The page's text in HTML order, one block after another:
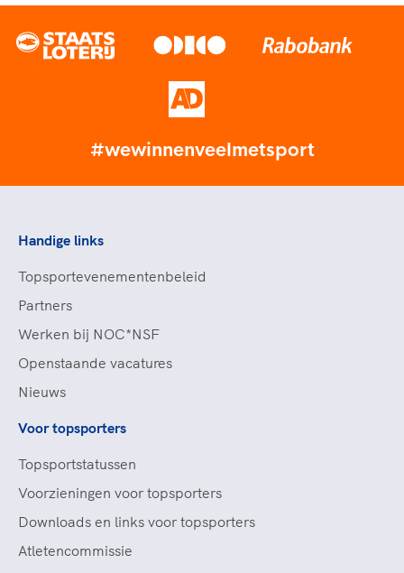
#wewinnenveelmetsport
Handige links
Topsportevenementenbeleid
Partners
Werken bij NOC*NSF
Openstaande vacatures
Nieuws
Voor topsporters
Topsportstatussen
Voorzieningen voor topsporters
Downloads en links voor topsporters
Atletencommissie